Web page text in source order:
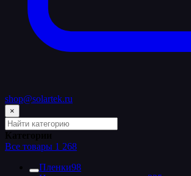
shop@solartek.ru
×
Поиск
по
категориям
Все товары 1 268
Пленки98